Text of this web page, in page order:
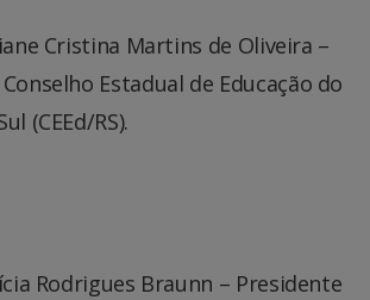
Cristina Martins de Oliveira –
Estadual de Educação do
(CEEd/RS).
Rodrigues Braunn – Presidente